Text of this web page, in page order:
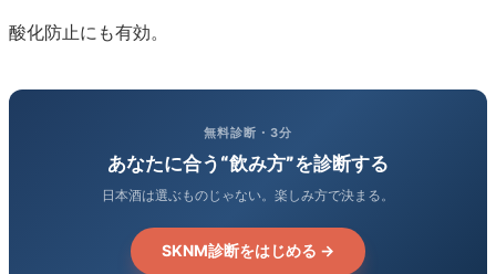
酸化防止にも有効。
無料診断・3分
あなたに合う“飲み方”を診断する
日本酒は選ぶものじゃない。楽しみ方で決まる。
SKNM診断をはじめる →